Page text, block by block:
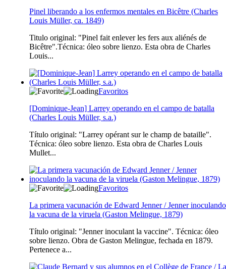
Pinel liberando a los enfermos mentales en Bicêtre (Charles
Louis Müller, ca. 1849)
Titulo original: "Pinel fait enlever les fers aux aliénés de
Bicêtre".Técnica: óleo sobre lienzo. Esta obra de Charles
Louis...
Favoritos
[Dominique-Jean] Larrey operando en el campo de batalla
(Charles Louis Müller, s.a.)
Título original: "Larrey opérant sur le champ de bataille".
Técnica: óleo sobre lienzo. Esta obra de Charles Louis
Mullet...
Favoritos
La primera vacunación de Edward Jenner / Jenner inoculando
la vacuna de la viruela (Gaston Melingue, 1879)
Título original: "Jenner inoculant la vaccine". Técnica: óleo
sobre lienzo. Obra de Gaston Melingue, fechada en 1879.
Pertenece a...